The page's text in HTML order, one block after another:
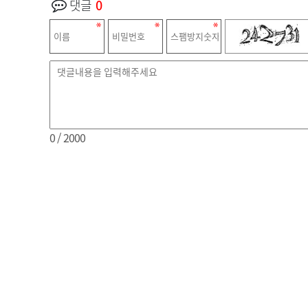
댓글 0
0/ 2000